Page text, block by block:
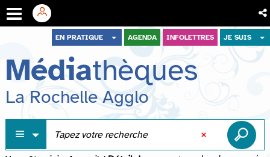
menu
contenu
recherche
EN PRATIQUE AGENDA INFOLETTRES JE SUIS
Médiathèques
La Rochelle Agglo